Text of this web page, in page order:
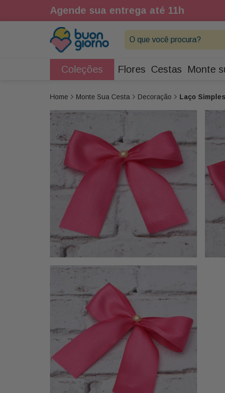
Agende sua entrega até 11h
O que você procura?
Coleções Flores Cestas Monte
Monte Sua Cesta Decoração Laço